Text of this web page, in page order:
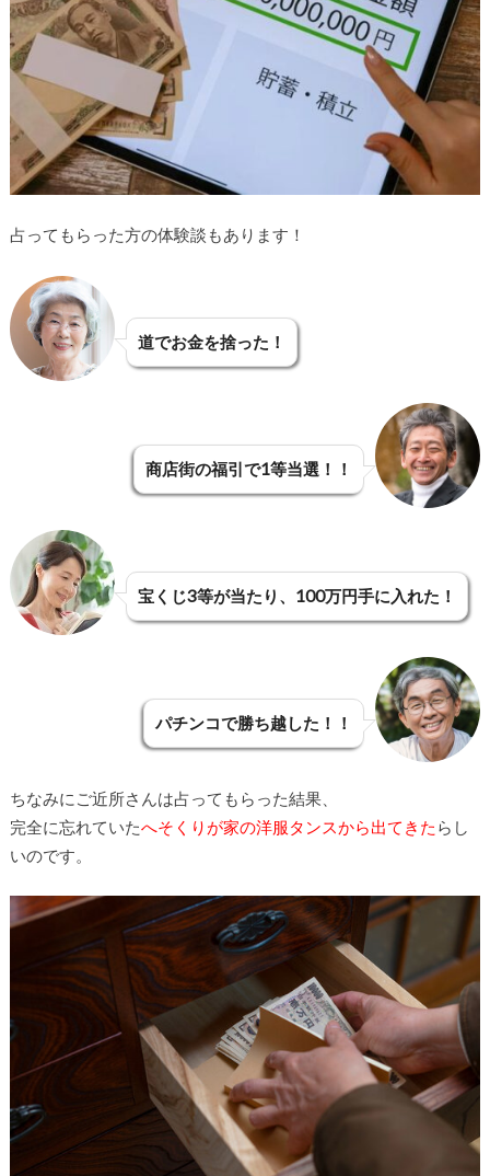
占ってもらった方の体験談もあります！
道でお金を捨った！
商店街の福引で1等当選！！
宝くじ3等が当たり、100万円手に入れた！
パチンコで勝ち越した！！
ちなみにご近所さんは占ってもらった結果、
完全に忘れていたへそくりが家の洋服タンスから出てきた らし
いのです。